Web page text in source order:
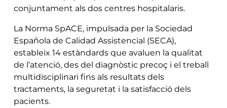
conjuntament als dos centres hospitalaris.
La Norma SpACE, impulsada per la Sociedad
Española de Calidad Assistencial (SECA),
estableix 14 estàndards que avaluen la qualitat
de l’atenció, des del diagnòstic precoç i el treball
multidisciplinari fins als resultats dels
tractaments, la seguretat i la satisfacció dels
pacients.